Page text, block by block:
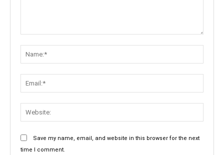
Save my name, email, and website in this browser for the next
time I comment.